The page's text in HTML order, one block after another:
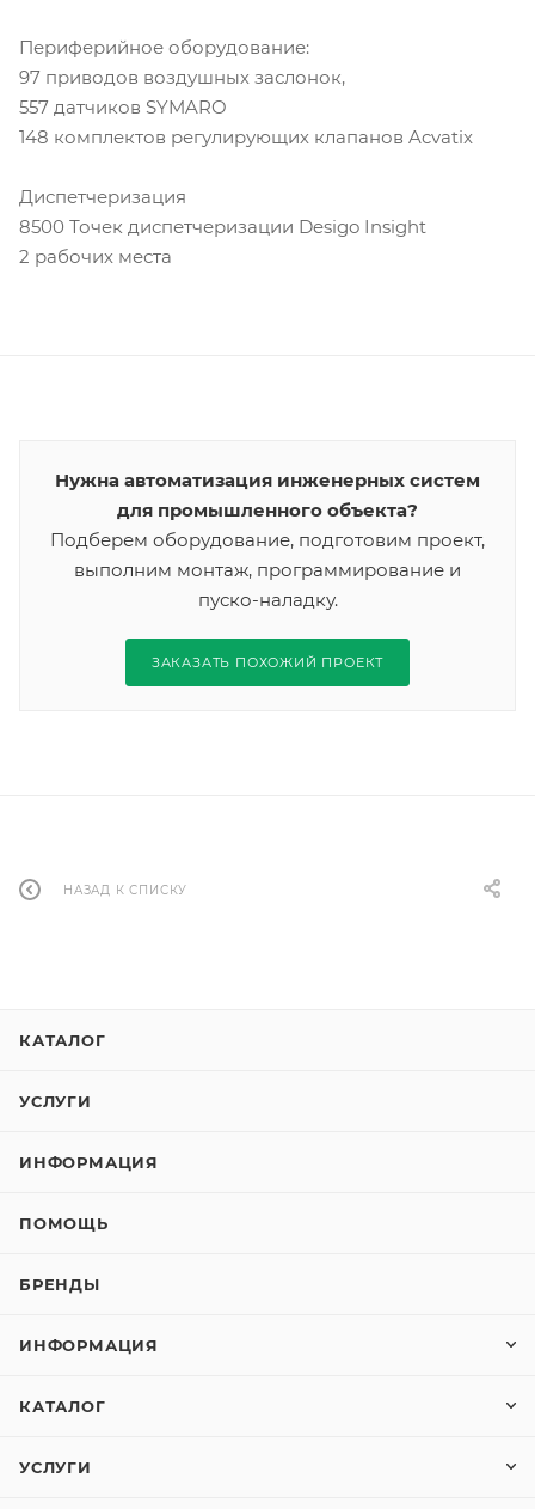
Периферийное оборудование:
97 приводов воздушных заслонок,
557 датчиков SYMARO
148 комплектов регулирующих клапанов Acvatix
Диспетчеризация
8500 Точек диспетчеризации Desigo Insight
2 рабочих места
Нужна автоматизация инженерных систем
для промышленного объекта?
Подберем оборудование, подготовим проект,
выполним монтаж, программирование и
пуско-наладку.
ЗАКАЗАТЬ ПОХОЖИЙ ПРОЕКТ
НАЗАД К СПИСКУ
КАТАЛОГ
УСЛУГИ
ИНФОРМАЦИЯ
ПОМОЩЬ
БРЕНДЫ
ИНФОРМАЦИЯ
КАТАЛОГ
УСЛУГИ